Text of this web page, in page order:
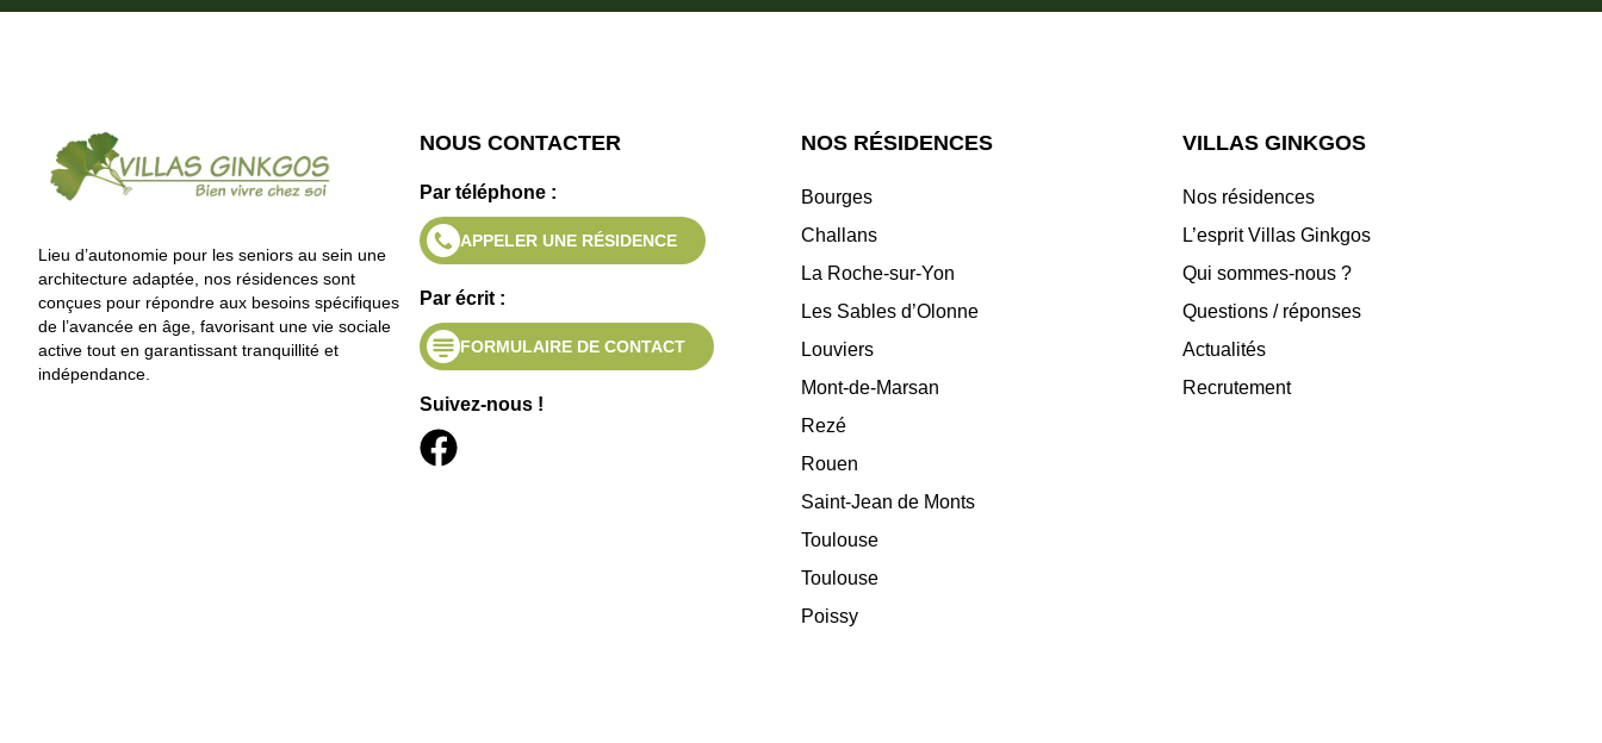
Lieu d’autonomie pour les seniors au sein une
architecture adaptée, nos résidences sont
conçues pour répondre aux besoins spécifiques
de l’avancée en âge, favorisant une vie sociale
active tout en garantissant tranquillité et
indépendance.
NOUS CONTACTER
Par téléphone :
APPELER UNE RÉSIDENCE
Par écrit :
FORMULAIRE DE CONTACT
Suivez-nous !
NOS RÉSIDENCES
Bourges
Challans
La Roche-sur-Yon
Les Sables d’Olonne
Louviers
Mont-de-Marsan
Rezé
Rouen
Saint-Jean de Monts
Toulouse
Toulouse
Poissy
VILLAS GINKGOS
Nos résidences
L’esprit Villas Ginkgos
Qui sommes-nous ?
Questions / réponses
Actualités
Recrutement